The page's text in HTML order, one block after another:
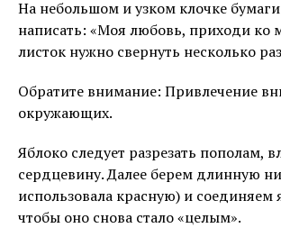
На небольшом и узком клочке
написать: «Моя любовь, приходи ко
листок нужно свернуть несколько
Обратите внимание: Привлечение
окружающих.
Яблоко следует разрезать пополам,
сердцевину. Далее берем длинную
использовала красную) и соединяем
чтобы оно снова стало «целым».